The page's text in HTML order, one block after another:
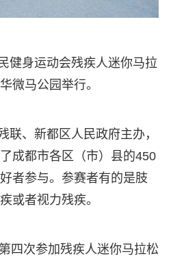
健身运动会残疾人迷你马拉
微马公园举行。
联、新都区人民政府主办，
成都市各区（市）县的450
者参与。参赛者有的是肢
或者视力残疾。
四次参加残疾人迷你马拉松